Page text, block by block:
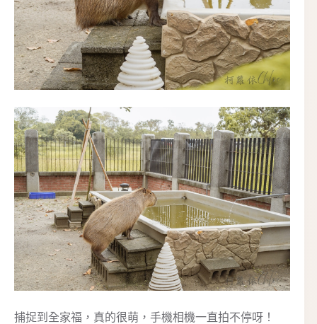
捕捉到全家福，真的很萌，手機相機一直拍不停呀！